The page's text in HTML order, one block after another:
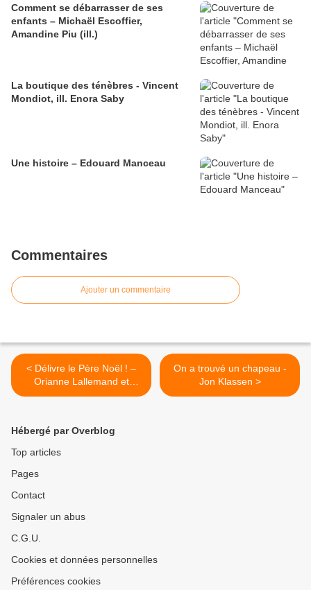
Comment se débarrasser de ses
enfants – Michaël Escoffier,
Amandine Piu (ill.)
La boutique des ténèbres - Vincent
Mondiot, ill. Enora Saby
Une histoire – Edouard Manceau
Commentaires
Ajouter un commentaire
< Délivre le Père Noël ! –
Orianne Lallemand et
Caroline Hüe (ill.)
On a trouvé un chapeau -
Jon Klassen >
Hébergé par Overblog
Top articles
Pages
Contact
Signaler un abus
C.G.U.
Cookies et données personnelles
Préférences cookies